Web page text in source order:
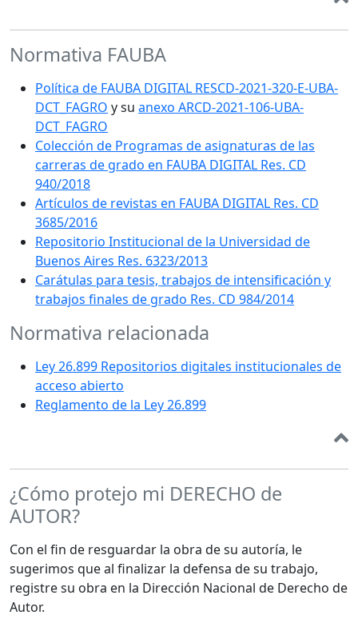
Normativa FAUBA
Política de FAUBA DIGITAL RESCD-2021-320-E-UBA-
DCT_FAGRO y su anexo ARCD-2021-106-UBA-
DCT_FAGRO
Colección de Programas de asignaturas de las
carreras de grado en FAUBA DIGITAL Res. CD
940/2018
Artículos de revistas en FAUBA DIGITAL Res. CD
3685/2016
Repositorio Institucional de la Universidad de
Buenos Aires Res. 6323/2013
Carátulas para tesis, trabajos de intensificación y
trabajos finales de grado Res. CD 984/2014
Normativa relacionada
Ley 26.899 Repositorios digitales institucionales de
acceso abierto
Reglamento de la Ley 26.899
¿Cómo protejo mi DERECHO de
AUTOR?
Con el fin de resguardar la obra de su autoría, le
sugerimos que al finalizar la defensa de su trabajo,
registre su obra en la Dirección Nacional de Derecho de
Autor.